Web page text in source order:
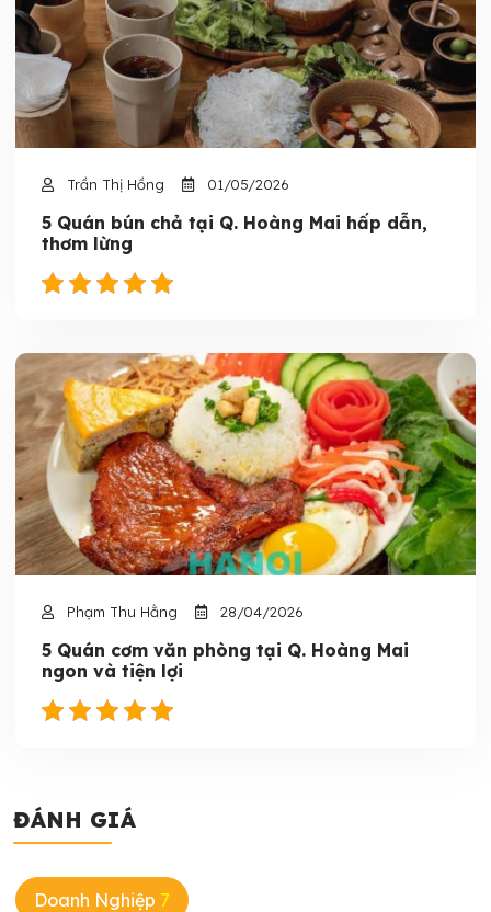
Trần Thị Hồng 01/05/2026
5 Quán bún chả tại Q. Hoàng Mai hấp dẫn,
thơm lừng
Phạm Thu Hằng 28/04/2026
5 Quán cơm văn phòng tại Q. Hoàng Mai
ngon và tiện lợi
ĐÁNH GIÁ
Doanh Nghiệp 7